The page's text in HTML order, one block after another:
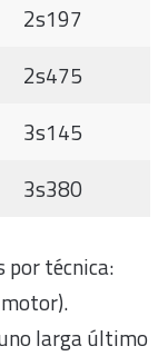
2s197
2s475
3s145
3s380
por técnica:
larga último